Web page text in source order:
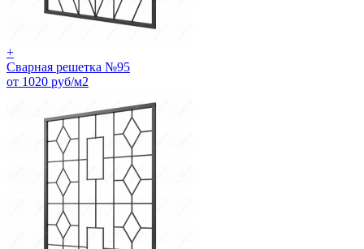
+
Сварная решетка №95
от 1020 руб/м2